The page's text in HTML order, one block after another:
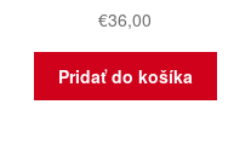
€36,00
Pridať do košíka